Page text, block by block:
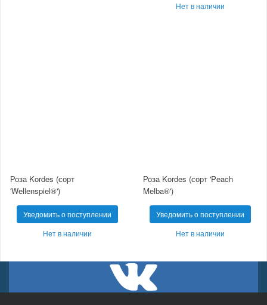
Нет в наличии
Роза Kordes (сорт
'Wellenspiel®')
Уведомить о поступлении
Нет в наличии
Роза Kordes (сорт 'Peach
Melba®')
Уведомить о поступлении
Нет в наличии